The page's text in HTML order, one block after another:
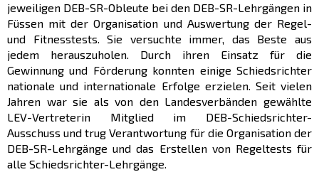
jeweiligen DEB-SR-Obleute bei den DEB-SR-Lehrgängen in
Füssen mit der Organisation und Auswertung der Regel-
und Fitnesstests. Sie versuchte immer, das Beste aus
jedem herauszuholen. Durch ihren Einsatz für die
Gewinnung und Förderung konnten einige Schiedsrichter
nationale und internationale Erfolge erzielen. Seit vielen
Jahren war sie als von den Landesverbänden gewählte
LEV-Vertreterin Mitglied im DEB-Schiedsrichter-
Ausschuss und trug Verantwortung für die Organisation der
DEB-SR-Lehrgänge und das Erstellen von Regeltests für
alle Schiedsrichter-Lehrgänge.